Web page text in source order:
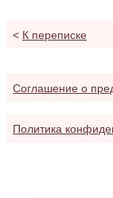
< К переписке
Соглашение о
Политика